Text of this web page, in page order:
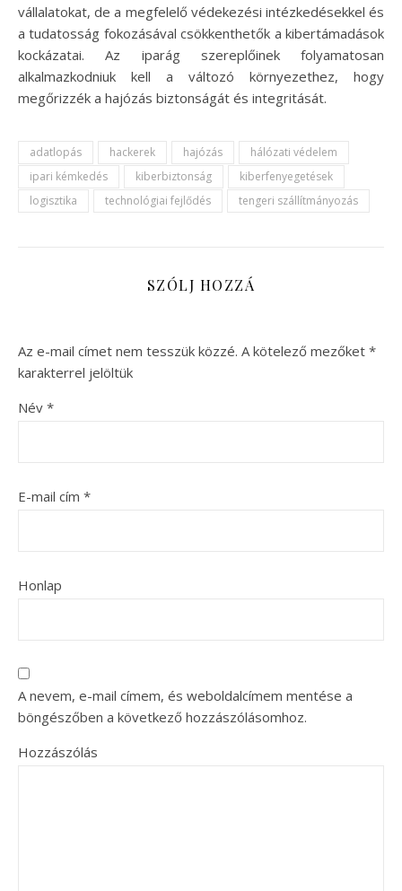
vállalatokat, de a megfelelő védekezési intézkedésekkel és
a tudatosság fokozásával csökkenthetők a kibertámadások
kockázatai. Az iparág szereplőinek folyamatosan
alkalmazkodniuk kell a változó környezethez, hogy
megőrizzék a hajózás biztonságát és integritását.
adatlopás hackerek hajózás
hálózati védelem
ipari kémkedés
kiberbiztonság
kiberfenyegetések
logisztika
technológiai fejlődés tengeri szállítmányozás
SZÓLJ HOZZÁ
Az e-mail címet nem tesszük közzé. A kötelező mezőket *
karakterrel jelöltük
Név *
E-mail cím *
Honlap
A nevem, e-mail címem, és weboldalcímem mentése a
böngészőben a következő hozzászólásomhoz.
Hozzászólás